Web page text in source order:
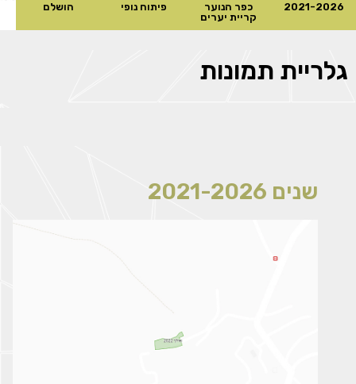
2021-2026
כפר הנוער
קריית יערים
פיתוח נופי הושלם
גלריית תמונות
שנים 2021-2026